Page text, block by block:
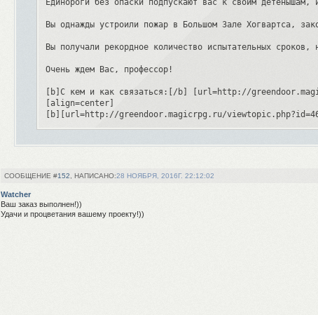
Единороги без опаски подпускают вас к своим
Вы однажды устроили пожар в Большом Зале Хогвартса,
Вы получали рекордное количество испытательных сроков,
Очень ждем Вас, профессор!
[b]С кем и как связаться:[/b] [url=http://
[align=center]
[b][url=http://greendoor.magicrpg.ru/
[quote][b]Также мы ждем:[/b] Мэри МакДональд, Джеймса
152 28 НОЯБРЯ, 2016Г. 22:12:02
Watcher
Ваш заказ выполнен!))
Удачи и процветания вашему проекту!))